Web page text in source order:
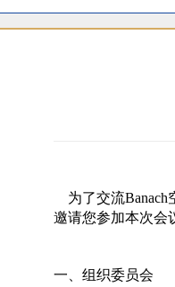
为了交流Banach
邀请您参加本次会
一、组织委员会